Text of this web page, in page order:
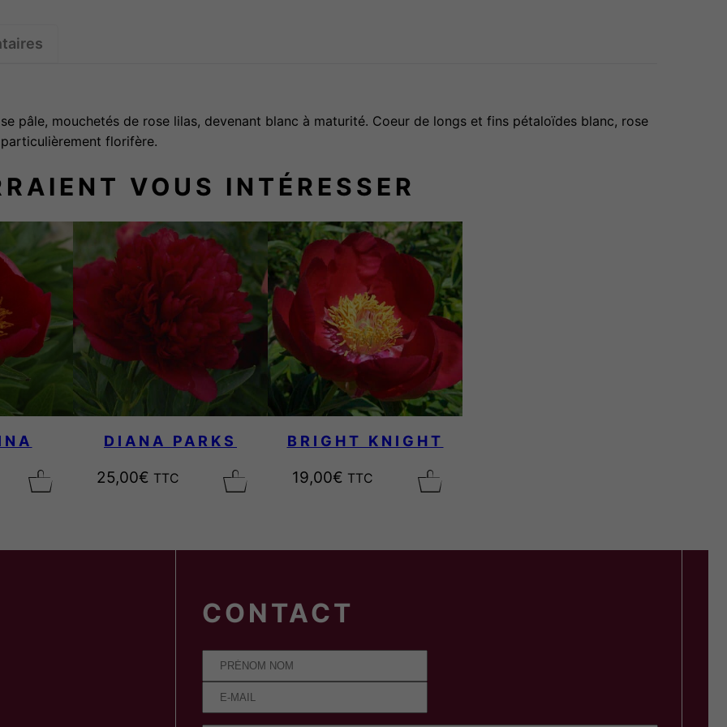
D
O
T
E
L
pâle, mouchetés de rose lilas, devenant blanc à maturité. Coeur de longs et fins pétaloïdes blanc, rose
florifère.
VOUS INTÉRESSER
DIANA PARKS
25,00€ TTC
BRIGHT KNIGHT
19,00€ TTC
CONTACT